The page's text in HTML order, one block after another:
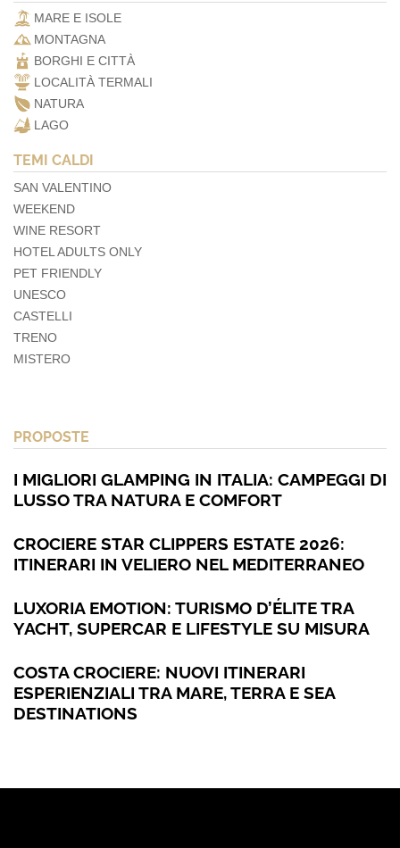
MARE E ISOLE
MONTAGNA
BORGHI E CITTÀ
LOCALITÀ TERMALI
NATURA
LAGO
TEMI CALDI
SAN VALENTINO
WEEKEND
WINE RESORT
HOTEL ADULTS ONLY
PET FRIENDLY
UNESCO
CASTELLI
TRENO
MISTERO
PROPOSTE
I MIGLIORI GLAMPING IN ITALIA: CAMPEGGI DI
LUSSO TRA NATURA E COMFORT
CROCIERE STAR CLIPPERS ESTATE 2026:
ITINERARI IN VELIERO NEL MEDITERRANEO
LUXORIA EMOTION: TURISMO D’ÉLITE TRA
YACHT, SUPERCAR E LIFESTYLE SU MISURA
COSTA CROCIERE: NUOVI ITINERARI
ESPERIENZIALI TRA MARE, TERRA E SEA
DESTINATIONS